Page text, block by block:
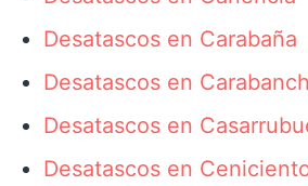
Desatascos en Carabaña
Desatascos en
Desatascos en
Desatascos en